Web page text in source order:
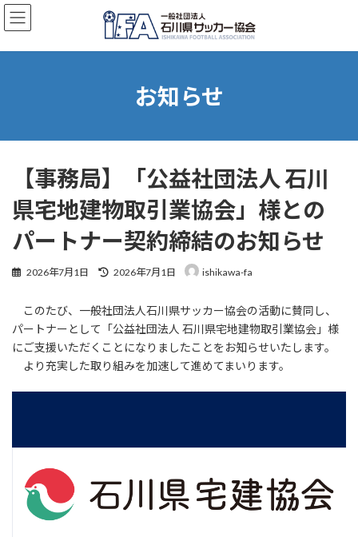
コ
ン
ン
ナ
ビ
ー
お知らせ
【事務局】「公益社団法人 石川
県宅地建物取引業協会」様との
パートナー契約締結のお知らせ
2026年7月1日
最
新
日
時
:
2026年7月1日 ishikawa-fa
このたび、一般社団法人石川県サッカー協会の活動に賛同し、
パートナーとして「公益社団法人 石川県宅地建物取引業協会」様
にご支援いただくことになりましたことをお知らせいたします。
より充実した取り組みを加速して進めてまいります。